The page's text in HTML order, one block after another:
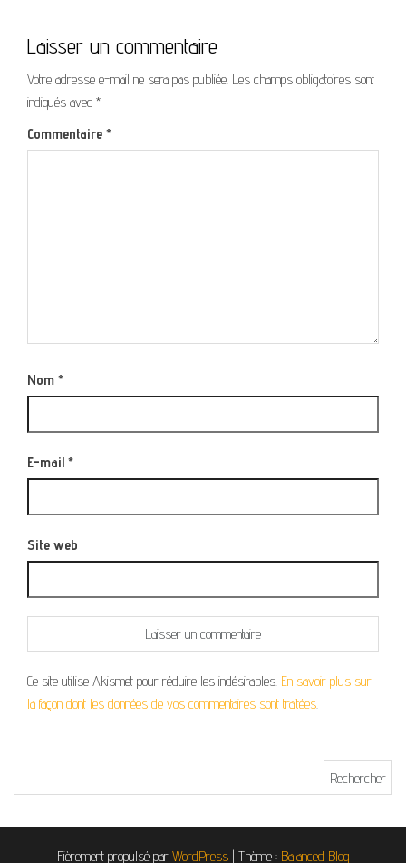
Laisser un commentaire
Votre adresse e-mail ne sera pas publiée. Les champs obligatoires sont
indiqués avec *
Commentaire *
Nom *
E-mail *
Site web
Ce site utilise Akismet pour réduire les indésirables. En savoir plus sur
la façon dont les données de vos commentaires sont traitées.
Fièrement propulsé par WordPress | Thème : Balanced Blog